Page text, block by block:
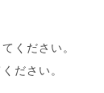
ください。
ださい。